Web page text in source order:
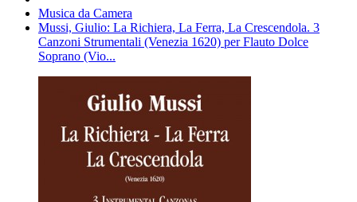
Musica da Camera
Mussi, Giulio: La Richiera, La Ferra, La Crescendola. 3
Canzoni Strumentali (Venezia 1620) per Flauto Dolce
Soprano (Vio...